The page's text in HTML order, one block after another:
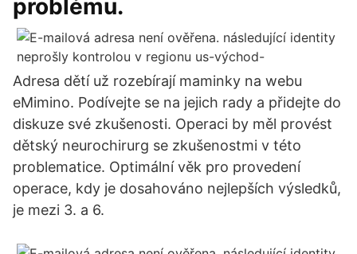
problému.
Adresa dětí už rozebírají maminky na webu
eMimino. Podívejte se na jejich rady a přidejte do
diskuze své zkušenosti. Operaci by měl provést
dětský neurochirurg se zkušenostmi v této
problematice. Optimální věk pro provedení
operace, kdy je dosahováno nejlepších výsledků,
je mezi 3. a 6.